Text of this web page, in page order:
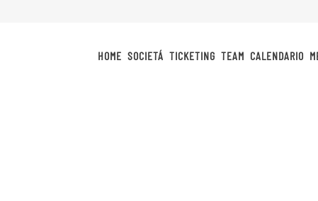
HOME SOCIETÁ TICKETING TEAM CALENDARIO